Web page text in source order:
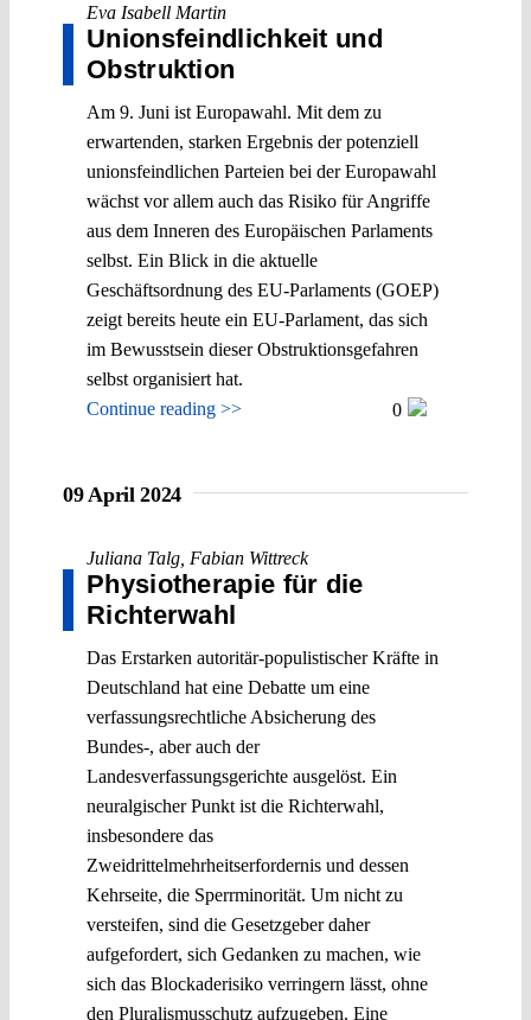
Eva Isabell Martin
Unionsfeindlichkeit und
Obstruktion
Am 9. Juni ist Europawahl. Mit dem zu
erwartenden, starken Ergebnis der potenziell
unionsfeindlichen Parteien bei der Europawahl
wächst vor allem auch das Risiko für Angriffe
aus dem Inneren des Europäischen Parlaments
selbst. Ein Blick in die aktuelle
Geschäftsordnung des EU-Parlaments (GOEP)
zeigt bereits heute ein EU-Parlament, das sich
im Bewusstsein dieser Obstruktionsgefahren
selbst organisiert hat.
Continue reading >>
0
09 April 2024
Juliana Talg Fabian Wittreck
Physiotherapie für die
Richterwahl
Das Erstarken autoritär-populistischer Kräfte in
Deutschland hat eine Debatte um eine
verfassungsrechtliche Absicherung des
Bundes-, aber auch der
Landesverfassungsgerichte ausgelöst. Ein
neuralgischer Punkt ist die Richterwahl,
insbesondere das
Zweidrittelmehrheitserfordernis und dessen
Kehrseite, die Sperrminorität. Um nicht zu
versteifen, sind die Gesetzgeber daher
aufgefordert, sich Gedanken zu machen, wie
sich das Blockaderisiko verringern lässt, ohne
den Pluralismusschutz aufzugeben. Eine